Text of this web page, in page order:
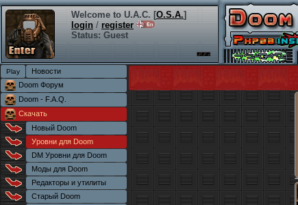
Welcome to U.A.C. [O.S.A.]
login / register
Status: Guest
Новости
Doom Форум
Doom - F.A.Q.
Скачать
Новый Doom
Уровни для Doom
DM Уровни для Doom
Моды для Doom
Редакторы и утилиты
Старый Doom